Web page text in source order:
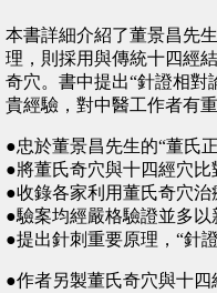
本書詳細介紹了董景昌先
理，則採用與傳統十四經
奇穴。書中提出“針證相對
貴經驗，對中醫工作者有
●忠於董景昌先生的“董氏
●將董氏奇穴與十四經穴
●收錄各家利用董氏奇穴
●驗案均經嚴格驗證並多
●提出針刺重要原理，“針
●作者另製董氏奇穴與十四